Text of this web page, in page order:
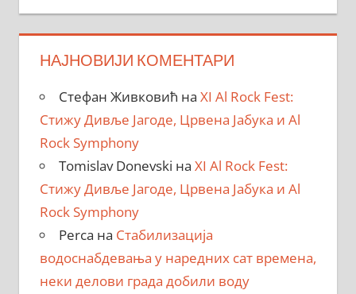
НАЈНОВИЈИ КОМЕНТАРИ
Стефан Живковић на XI Al Rock Fest:
Стижу Дивље Јагоде, Црвена Јабука и Al
Rock Symphony
Tomislav Donevski на XI Al Rock Fest:
Стижу Дивље Јагоде, Црвена Јабука и Al
Rock Symphony
Perca на Стабилизација
водоснабдевања у наредних сат времена,
неки делови града добили воду